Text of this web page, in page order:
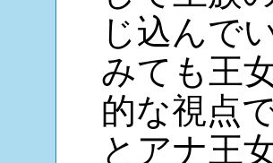
じ込んで
みても王
的な視点
とアナ王